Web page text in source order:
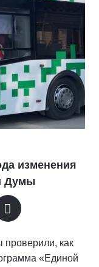
изменения
Думы
проверили, как
«Единой